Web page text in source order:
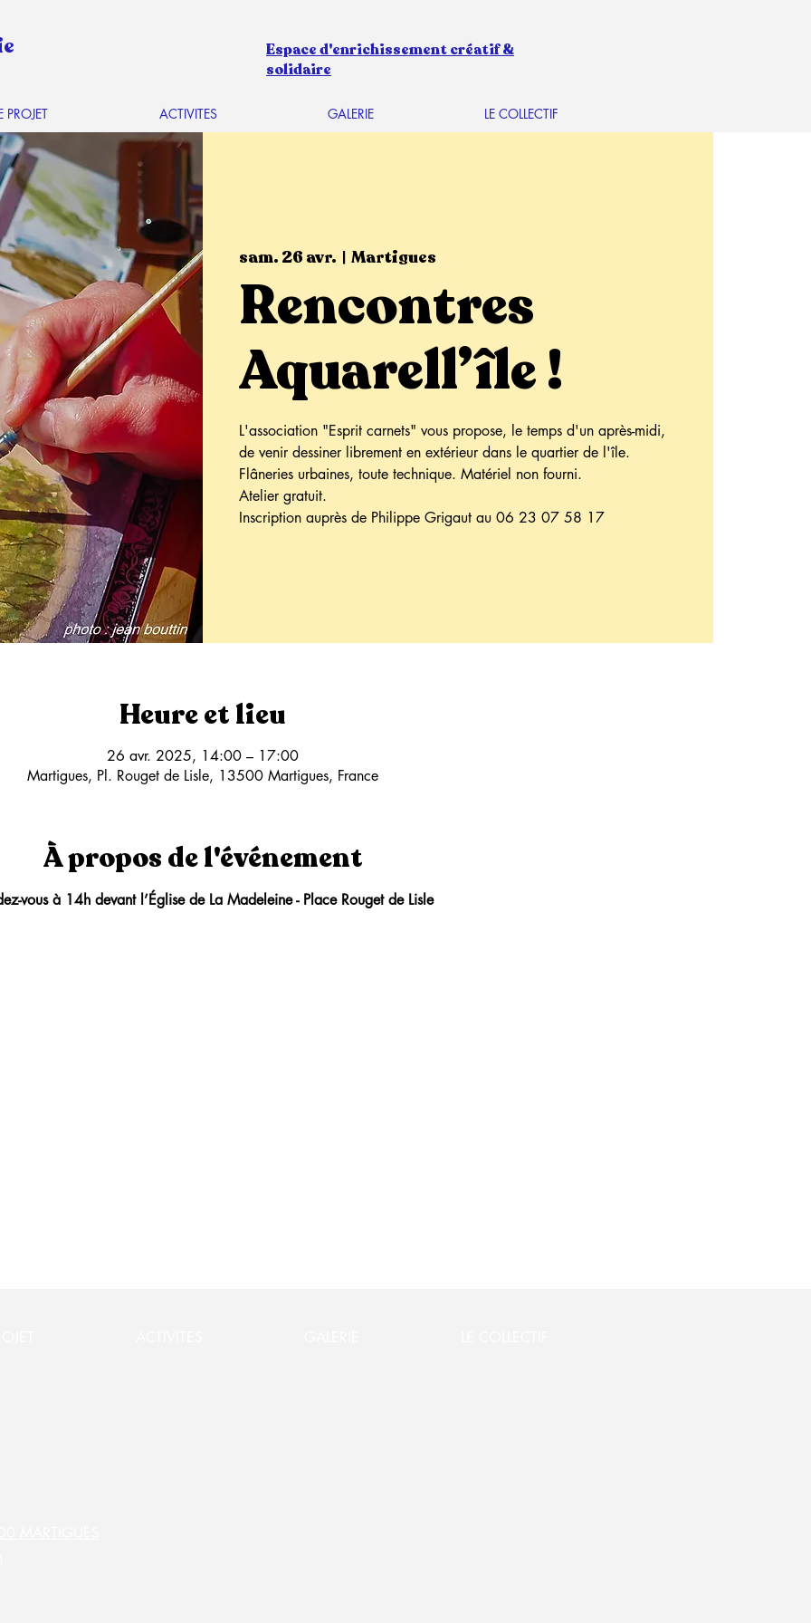
Espace d'enrichissement créatif &
solidaire
PROJET ACTIVITES GALERIE LE COLLECTIF
sam. 26 avr.
  |
Martigues
Rencontres
Aquarell’île !
L'association "Esprit carnets" vous propose, le temps d'un après-midi,
de venir dessiner librement en extérieur dans le quartier de l'île.
Flâneries urbaines, toute technique. Matériel non fourni.
Atelier gratuit.
Inscription auprès de Philippe Grigaut au 06 23 07 58 17
Heure et lieu
26 avr. 2025, 14:00 – 17:00
Martigues, Pl. Rouget de Lisle, 13500 Martigues, France
À propos de l'événement
vous à 14h devant l’Église de La Madeleine - Place Rouget de Lisle